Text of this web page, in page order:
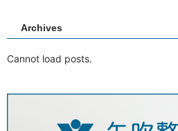
Archives
Cannot load posts.